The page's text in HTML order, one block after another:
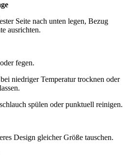
Seite nach unten legen, Bezug
ausrichten.
fegen.
niedriger Temperatur trocknen oder
spülen oder punktuell reinigen.
Design gleicher Größe tauschen.